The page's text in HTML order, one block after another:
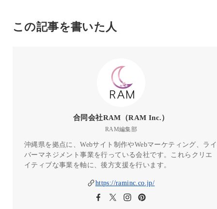
この記事を書いた人
合同会社RAM（RAM Inc.）
RAM編集部
沖縄県を拠点に、Webサイト制作やWebマーケティング、ライ
バーマネジメント事業を行っている会社です。これらクリエ
イティブな事業を軸に、後方支援を行います。
https://raminc.co.jp/